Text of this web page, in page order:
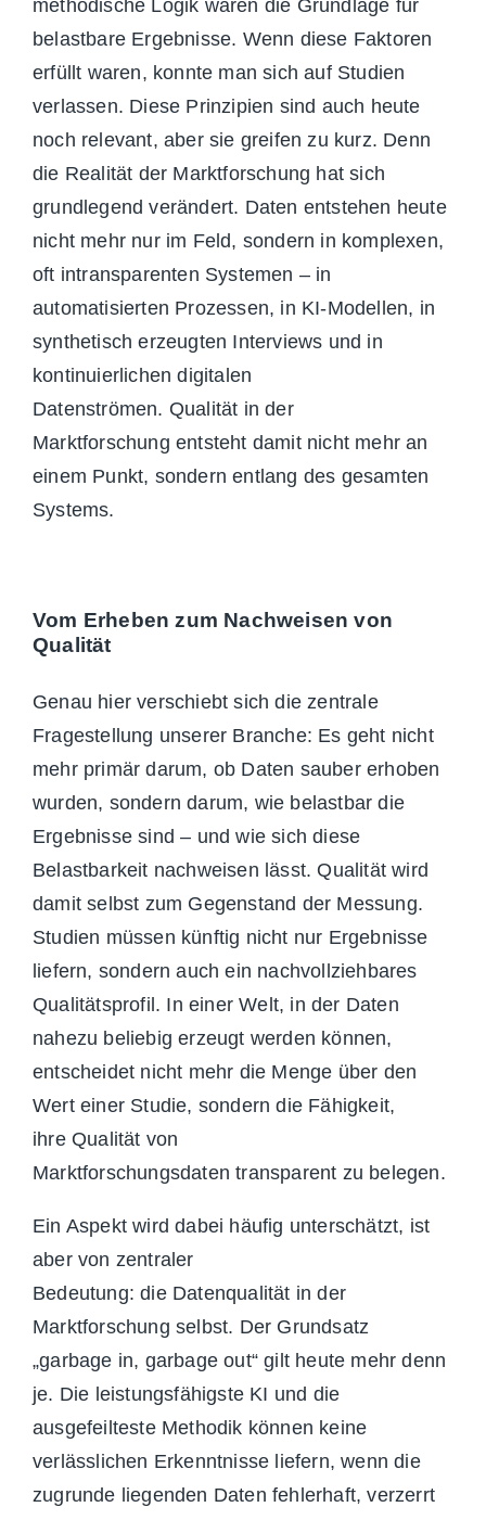
methodische Logik waren die Grundlage für
belastbare Ergebnisse. Wenn diese Faktoren
erfüllt waren, konnte man sich auf Studien
verlassen. Diese Prinzipien sind auch heute
noch relevant, aber sie greifen zu kurz. Denn
die Realität der Marktforschung hat sich
grundlegend verändert. Daten entstehen heute
nicht mehr nur im Feld, sondern in komplexen,
oft intransparenten Systemen – in
automatisierten Prozessen, in KI-Modellen, in
synthetisch erzeugten Interviews und in
kontinuierlichen digitalen
Datenströmen. Qualität in der
Marktforschung entsteht damit nicht mehr an
einem Punkt, sondern entlang des gesamten
Systems.
Vom Erheben zum Nachweisen von
Qualität
Genau hier verschiebt sich die zentrale
Fragestellung unserer Branche: Es geht nicht
mehr primär darum, ob Daten sauber erhoben
wurden, sondern darum, wie belastbar die
Ergebnisse sind – und wie sich diese
Belastbarkeit nachweisen lässt. Qualität wird
damit selbst zum Gegenstand der Messung.
Studien müssen künftig nicht nur Ergebnisse
liefern, sondern auch ein nachvollziehbares
Qualitätsprofil. In einer Welt, in der Daten
nahezu beliebig erzeugt werden können,
entscheidet nicht mehr die Menge über den
Wert einer Studie, sondern die Fähigkeit,
ihre Qualität von
Marktforschungsdaten transparent zu belegen.
Ein Aspekt wird dabei häufig unterschätzt, ist
aber von zentraler
Bedeutung: die Datenqualität in der
Marktforschung selbst. Der Grundsatz
„garbage in, garbage out“ gilt heute mehr denn
je. Die leistungsfähigste KI und die
ausgefeilteste Methodik können keine
verlässlichen Erkenntnisse liefern, wenn die
zugrunde liegenden Daten fehlerhaft, verzerrt